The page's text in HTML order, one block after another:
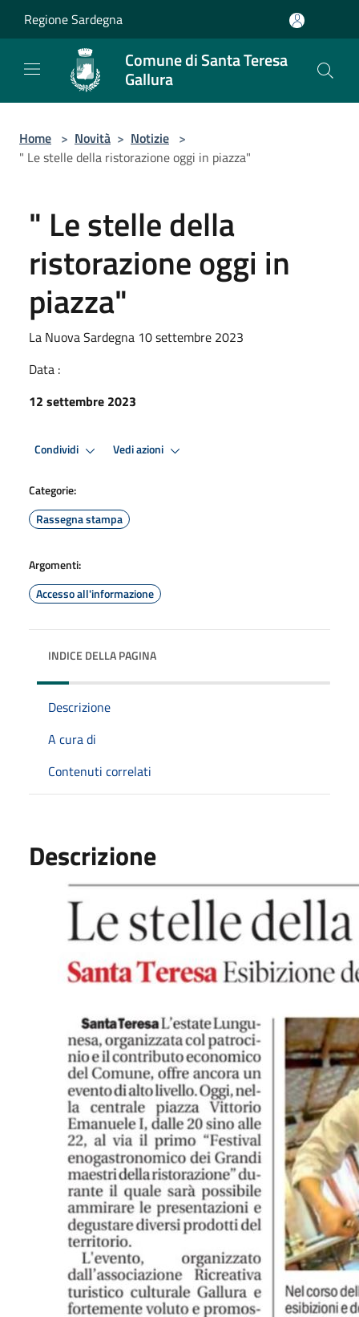
Regione Sardegna
Comune di Santa Teresa
Gallura
Home > Novità > Notizie >
" Le stelle della ristorazione oggi in piazza"
" Le stelle della
ristorazione oggi in
piazza"
La Nuova Sardegna 10 settembre 2023
Data :
12 settembre 2023
Condividi Vedi azioni
Categorie:
Rassegna stampa
Argomenti:
Accesso all'informazione
INDICE DELLA PAGINA
Descrizione
A cura di
Contenuti correlati
Descrizione